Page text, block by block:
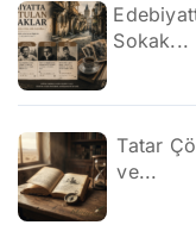
Sokak...
Tatar
ve...